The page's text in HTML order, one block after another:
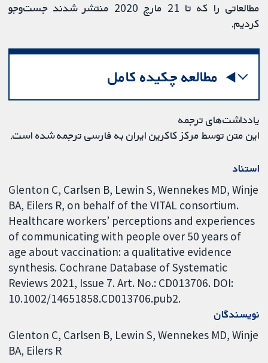
مطالعاتی را که تا 21 مارچ 2020 منتشر شدند جست‌وجو
کردیم.
مطالعه چکیده کامل
یادداشت‌های ترجمه
این متن توسط مرکز کاکرین ایران به فارسی ترجمه شده است.
استناد
Glenton C, Carlsen B, Lewin S, Wennekes MD, Winje
BA, Eilers R, on behalf of the VITAL consortium.
Healthcare workers’ perceptions and experiences
of communicating with people over 50 years of
age about vaccination: a qualitative evidence
synthesis. Cochrane Database of Systematic
Reviews 2021, Issue 7. Art. No.: CD013706. DOI:
10.1002/14651858.CD013706.pub2.
نویسندگان
Glenton C Carlsen B Lewin S Wennekes MD Winje
BA Eilers R